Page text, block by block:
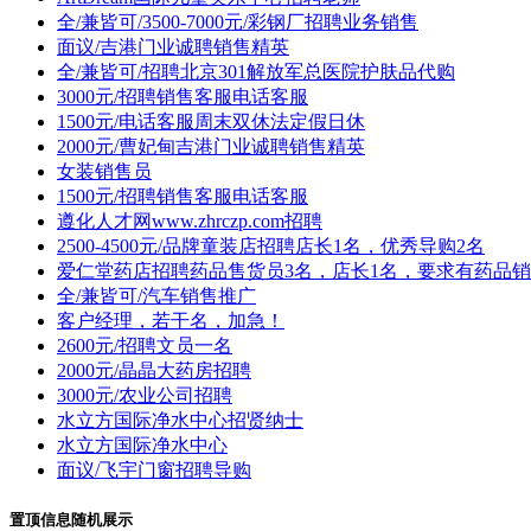
全/兼皆可/3500-7000元/彩钢厂招聘业务销售
面议/吉港门业诚聘销售精英
全/兼皆可/招聘北京301解放军总医院护肤品代购
3000元/招聘销售客服电话客服
1500元/电话客服周末双休法定假日休
2000元/曹妃甸吉港门业诚聘销售精英
女装销售员
1500元/招聘销售客服电话客服
遵化人才网www.zhrczp.com招聘
2500-4500元/品牌童装店招聘店长1名，优秀导购2名
爱仁堂药店招聘药品售货员3名，店长1名，要求有药品
全/兼皆可/汽车销售推广
客户经理，若干名，加急！
2600元/招聘文员一名
2000元/晶晶大药房招聘
3000元/农业公司招聘
水立方国际净水中心招贤纳士
水立方国际净水中心
面议/飞宇门窗招聘导购
置顶信息随机展示